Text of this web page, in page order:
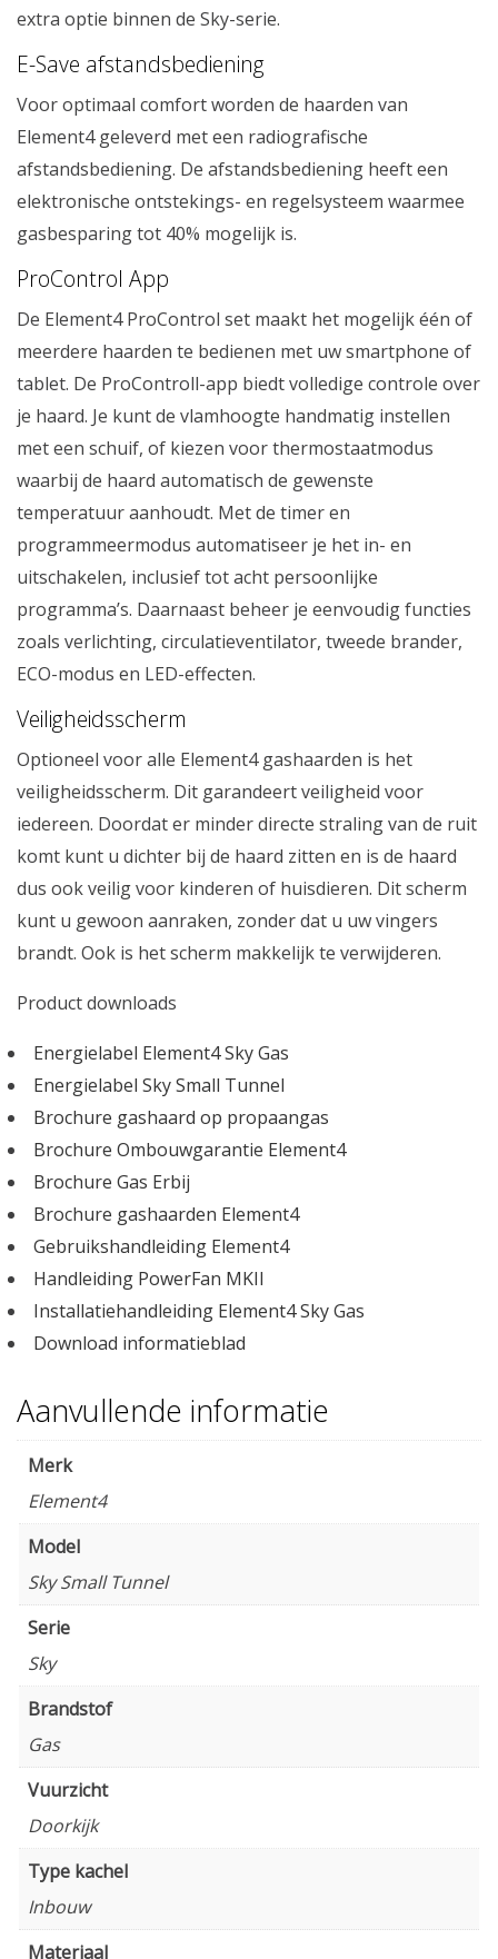
extra optie binnen de Sky-serie.
E-Save afstandsbediening
Voor optimaal comfort worden de haarden van
Element4 geleverd met een radiografische
afstandsbediening. De afstandsbediening heeft een
elektronische ontstekings- en regelsysteem waarmee
gasbesparing tot 40% mogelijk is.
ProControl App
De Element4 ProControl set maakt het mogelijk één of
meerdere haarden te bedienen met uw smartphone of
tablet. De ProControll-app biedt volledige controle over
je haard. Je kunt de vlamhoogte handmatig instellen
met een schuif, of kiezen voor thermostaatmodus
waarbij de haard automatisch de gewenste
temperatuur aanhoudt. Met de timer en
programmeermodus automatiseer je het in- en
uitschakelen, inclusief tot acht persoonlijke
programma’s. Daarnaast beheer je eenvoudig functies
zoals verlichting, circulatieventilator, tweede brander,
ECO-modus en LED-effecten.
Veiligheidsscherm
Optioneel voor alle Element4 gashaarden is het
veiligheidsscherm. Dit garandeert veiligheid voor
iedereen. Doordat er minder directe straling van de ruit
komt kunt u dichter bij de haard zitten en is de haard
dus ook veilig voor kinderen of huisdieren. Dit scherm
kunt u gewoon aanraken, zonder dat u uw vingers
brandt. Ook is het scherm makkelijk te verwijderen.
Product downloads
Energielabel Element4 Sky Gas
Energielabel Sky Small Tunnel
Brochure gashaard op propaangas
Brochure Ombouwgarantie Element4
Brochure Gas Erbij
Brochure gashaarden Element4
Gebruikshandleiding Element4
Handleiding PowerFan MKII
Installatiehandleiding Element4 Sky Gas
Download informatieblad
Aanvullende informatie
Merk
Element4
Model
Sky Small Tunnel
Serie
Sky
Brandstof
Gas
Vuurzicht
Doorkijk
Type kachel
Inbouw
Materiaal